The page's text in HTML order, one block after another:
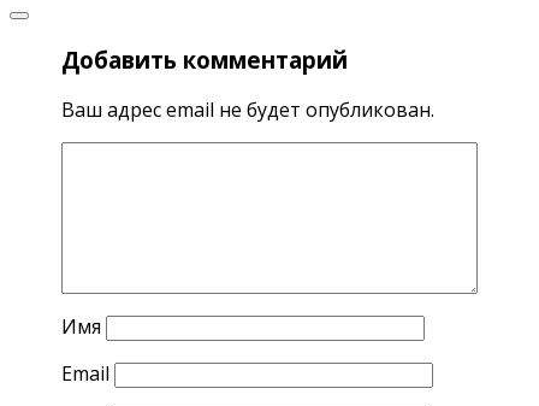
Добавить комментарий
Ваш адрес email не будет опубликован.
Имя
Email